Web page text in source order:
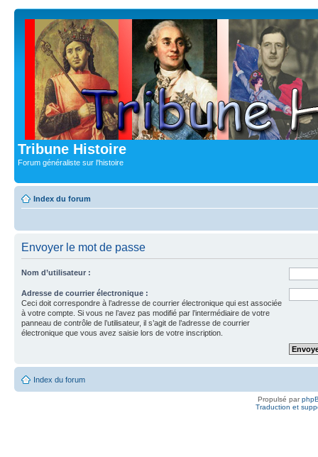
Tribune Histoire
Forum généraliste sur l'histoire
Index du forum
Envoyer le mot de passe
Nom d’utilisateur :
Adresse de courrier électronique :
Ceci doit correspondre à l’adresse de courrier électronique qui est associée
à votre compte. Si vous ne l’avez pas modifié par l’intermédiaire de votre
panneau de contrôle de l’utilisateur, il s’agit de l’adresse de courrier
électronique que vous avez saisie lors de votre inscription.
Index du forum
Propulsé par
Traduction et